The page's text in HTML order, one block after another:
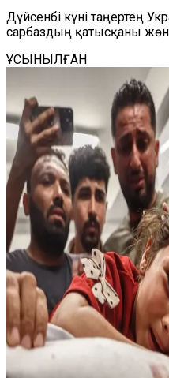
Дүйсенбі күні таңертең
сарбаздың қатысқаны
ҰСЫНЫЛҒАН